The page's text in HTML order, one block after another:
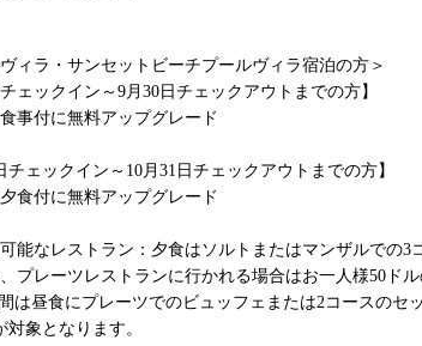
ィラ・サンセットビーチプールヴィラ宿泊の方＞
チェックイン～9月30日チェックアウトまでの方】
事付に無料アップグレード
チェックイン～10月31日チェックアウトまでの方】
食付に無料アップグレード
能なレストラン：夕食はソルトまたはマンザルでの3
レーツレストランに行かれる場合はお一人様50ドル
は昼食にプレーツでのビュッフェまたは2コースのセ
象となります。